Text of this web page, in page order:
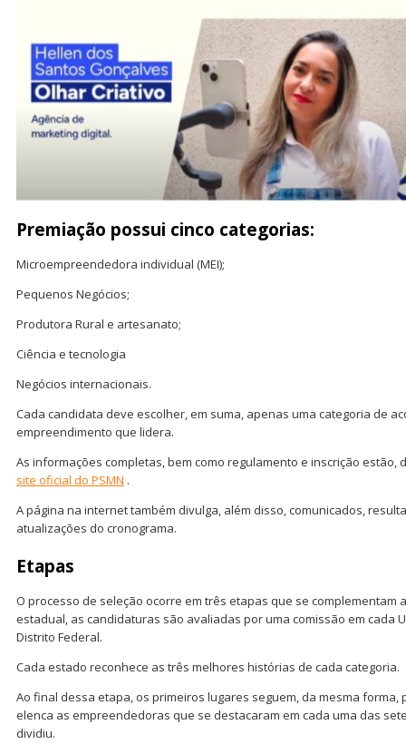
Premiação possui cinco categorias:
Microempreendedora individual (MEI);
Pequenos Negócios;
Produtora Rural e artesanato;
Ciência e tecnologia
Negócios internacionais.
Cada candidata deve escolher, em suma, apenas uma categoria de
empreendimento que lidera.
As informações completas, bem como regulamento e inscrição
site oficial do PSMN .
A página na internet também divulga, além disso, comunicados,
atualizações do cronograma.
Etapas
O processo de seleção ocorre em três etapas que se complementam
estadual, as candidaturas são avaliadas por uma comissão em cada
Distrito Federal.
Cada estado reconhece as três melhores histórias de cada categoria.
Ao final dessa etapa, os primeiros lugares seguem, da mesma forma,
elenca as empreendedoras que se destacaram em cada uma das
dividiu.